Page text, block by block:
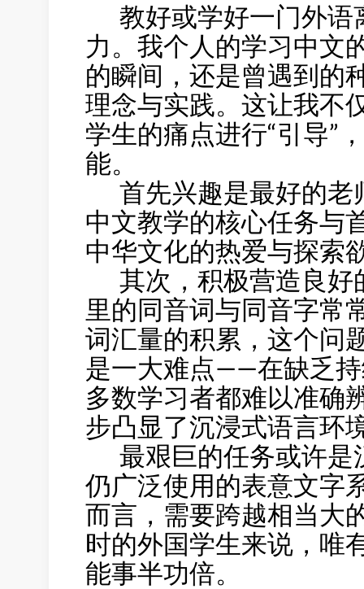
教好或学好一门外语
力。我个人的学习中文
的瞬间，还是曾遇到的
理念与实践。这让我不
学生的痛点进行“引导”
能。
首先兴趣是最好的老
中文教学的核心任务与
中华文化的热爱与探索
其次，积极营造良好
里的同音词与同音字常
词汇量的积累，这个问
是一大难点——在缺乏
多数学习者都难以准确
步凸显了沉浸式语言环
最艰巨的任务或许是
仍广泛使用的表意文字
而言，需要跨越相当大
时的外国学生来说，唯
能事半功倍。